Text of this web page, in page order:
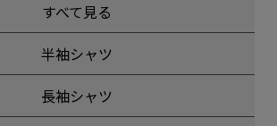
すべて見る
半袖シャツ
長袖シャツ